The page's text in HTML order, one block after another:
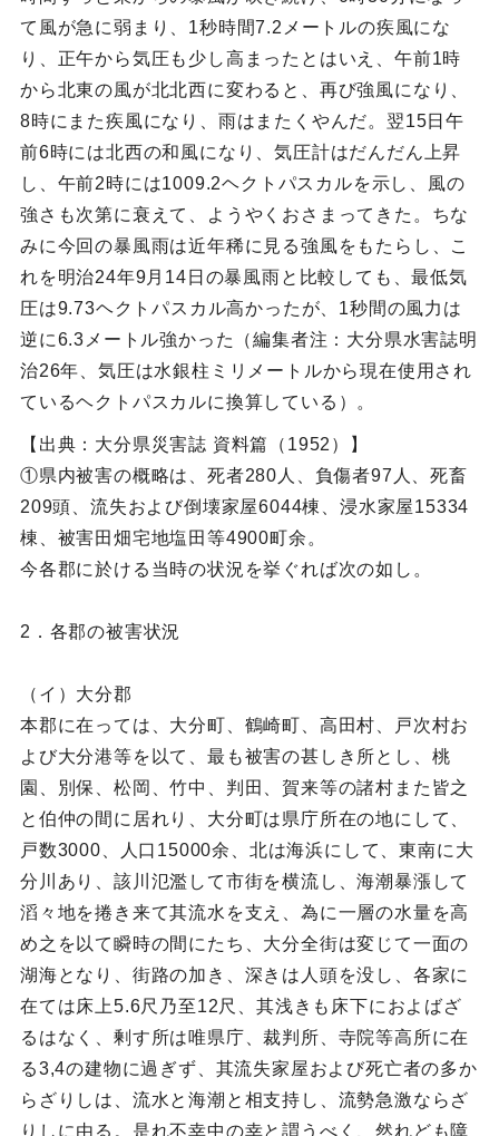
て風が急に弱まり、1秒時間7.2メートルの疾風にな
り、正午から気圧も少し高まったとはいえ、午前1時
から北東の風が北北西に変わると、再び強風になり、
8時にまた疾風になり、雨はまたくやんだ。翌15日午
前6時には北西の和風になり、気圧計はだんだん上昇
し、午前2時には1009.2ヘクトパスカルを示し、風の
強さも次第に衰えて、ようやくおさまってきた。ちな
みに今回の暴風雨は近年稀に見る強風をもたらし、こ
れを明治24年9月14日の暴風雨と比較しても、最低気
圧は9.73ヘクトパスカル高かったが、1秒間の風力は
逆に6.3メートル強かった（編集者注：大分県水害誌明
治26年、気圧は水銀柱ミリメートルから現在使用され
ているヘクトパスカルに換算している）。
【出典：大分県災害誌 資料篇（1952）】
①県内被害の概略は、死者280人、負傷者97人、死畜
209頭、流失および倒壊家屋6044棟、浸水家屋15334
棟、被害田畑宅地塩田等4900町余。
今各郡に於ける当時の状況を挙ぐれば次の如し。
2．各郡の被害状況
（イ）大分郡
本郡に在っては、大分町、鶴崎町、高田村、戸次村お
よび大分港等を以て、最も被害の甚しき所とし、桃
園、別保、松岡、竹中、判田、賀来等の諸村また皆之
と伯仲の間に居れり、大分町は県庁所在の地にして、
戸数3000、人口15000余、北は海浜にして、東南に大
分川あり、該川氾濫して市街を横流し、海潮暴漲して
滔々地を捲き来て其流水を支え、為に一層の水量を高
め之を以て瞬時の間にたち、大分全街は変じて一面の
湖海となり、街路の加き、深きは人頭を没し、各家に
在ては床上5.6尺乃至12尺、其浅きも床下におよばざ
るはなく、剰す所は唯県庁、裁判所、寺院等高所に在
る3,4の建物に過ぎず、其流失家屋および死亡者の多か
らざりしは、流水と海潮と相支持し、流勢急激ならざ
りしに由る。是れ不幸中の幸と謂うべく、然れども障